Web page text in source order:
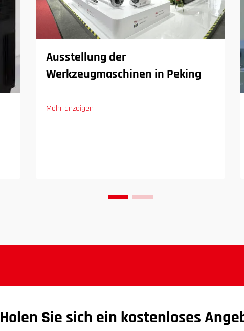
Ausstellung der
Werkzeugmaschinen in Peking
Mehr anzeigen
Holen Sie sich ein kostenloses